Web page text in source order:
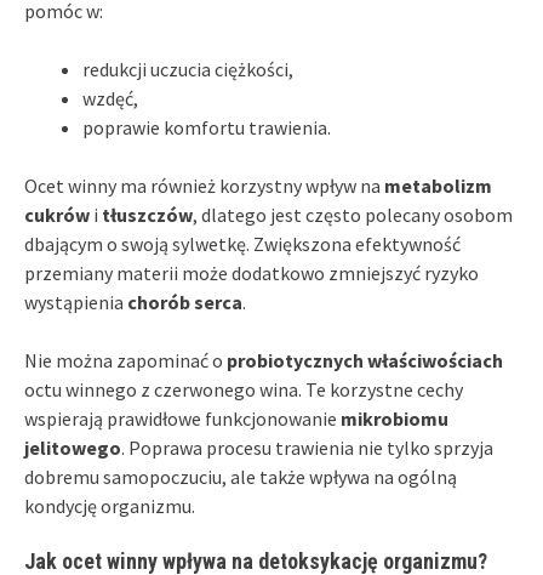
pomóc w:
redukcji uczucia ciężkości,
wzdęć,
poprawie komfortu trawienia.
Ocet winny ma również korzystny wpływ na metabolizm
cukrów i tłuszczów, dlatego jest często polecany osobom
dbającym o swoją sylwetkę. Zwiększona efektywność
przemiany materii może dodatkowo zmniejszyć ryzyko
wystąpienia chorób serca.
Nie można zapominać o probiotycznych właściwościach
octu winnego z czerwonego wina. Te korzystne cechy
wspierają prawidłowe funkcjonowanie mikrobiomu
jelitowego. Poprawa procesu trawienia nie tylko sprzyja
dobremu samopoczuciu, ale także wpływa na ogólną
kondycję organizmu.
Jak ocet winny wpływa na detoksykację organizmu?